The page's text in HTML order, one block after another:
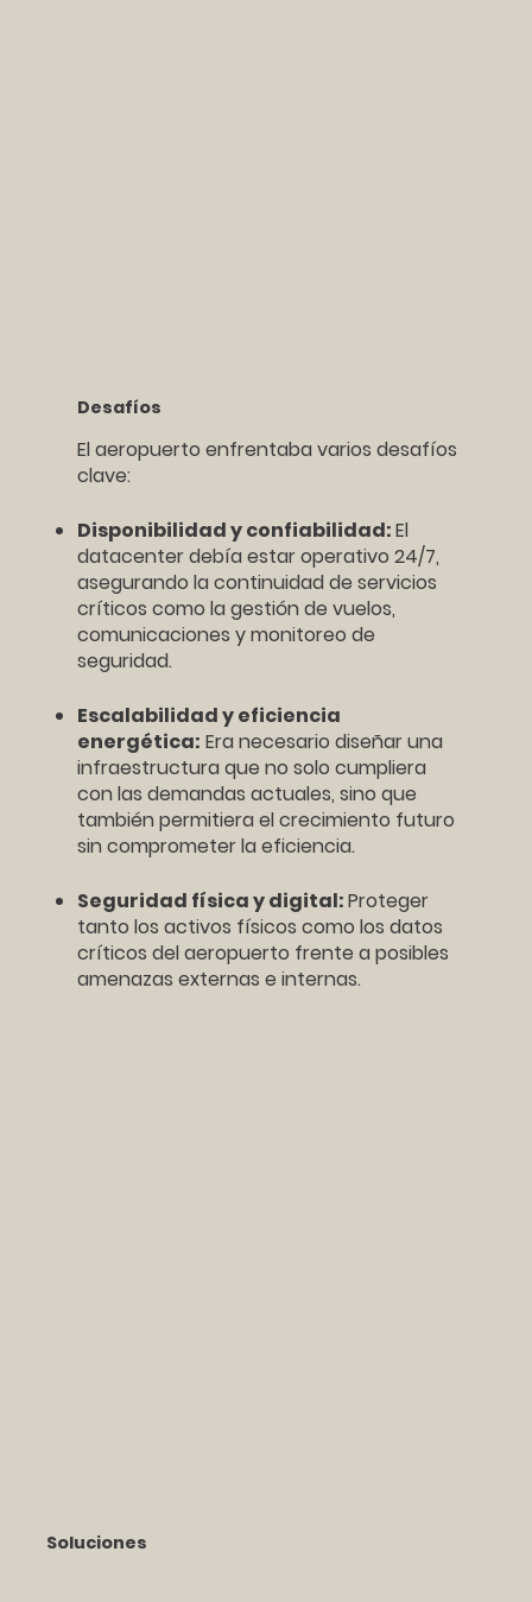
Desafíos
El aeropuerto enfrentaba varios desafíos
clave:
Disponibilidad y confiabilidad:El
datacenter debía estar operativo 24/7,
asegurando la continuidad de servicios
críticos como la gestión de vuelos,
comunicaciones y monitoreo de
seguridad.
Escalabilidad y eficiencia
energética: Era necesario diseñar una
infraestructura que no solo cumpliera
con las demandas actuales, sino que
también permitiera el crecimiento futuro
sin comprometer la eficiencia.
Seguridad física y digital:Proteger
tanto los activos físicos como los datos
críticos del aeropuerto frente a posibles
amenazas externas e internas.
Soluciones